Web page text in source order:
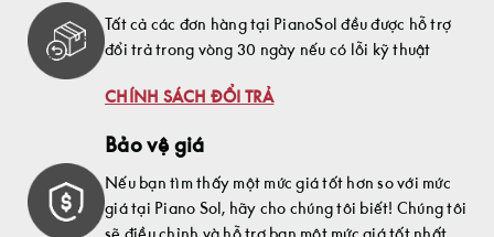
Tất cả các đơn hàng tại PianoSol đều được hỗ trợ
đổi trả trong vòng 30 ngày nếu có lỗi kỹ thuật
CHÍNH SÁCH ĐỔI TRẢ
Bảo vệ giá
Nếu bạn tìm thấy một mức giá tốt hơn so với mức
giá tại Piano Sol, hãy cho chúng tôi biết! Chúng tôi
sẽ điều chỉnh và hỗ trợ bạn một mức giá tốt nhất